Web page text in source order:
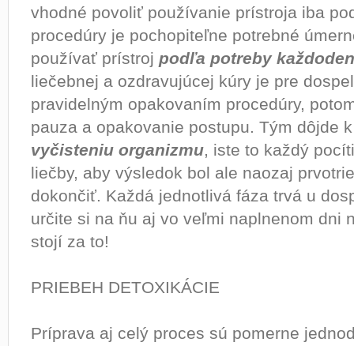
vhodné povoliť používanie prístroja iba
procedúry je pochopiteľne potrebné
používať prístroj podľa potreby
liečebnej a ozdravujúcej kúry je pre
pravidelným opakovaním procedúry,
pauza a opakovanie postupu. Tým dôjde
vyčisteniu organizmu, iste to každý
liečby, aby výsledok bol ale naozaj
dokončiť. Každá jednotlivá fáza trvá u
určite si na ňu aj vo veľmi naplnenom dni
stojí za to!
PRIEBEH DETOXIKÁCIE
Príprava aj celý proces sú pomerne